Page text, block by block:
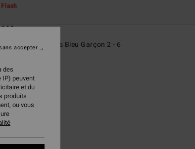
manches courtes Bleu Garçon 2 - 6
EXTRA
Blue
des
IP) peuvent
et du
produits
ou vous
accepter